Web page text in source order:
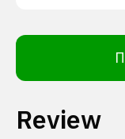
Review